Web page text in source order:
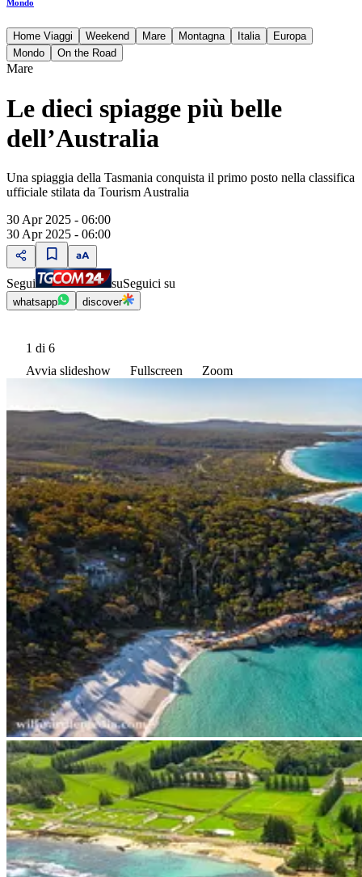
Mondo
Home Viaggi Weekend Mare Montagna Italia
Europa
Mondo
On the Road
Mare
Le dieci spiagge più belle
dell’Australia
Una spiaggia della Tasmania conquista il primo posto nella classifica
ufficiale stilata da Tourism Australia
30 Apr 2025 - 06:00
30 Apr 2025 - 06:00
Segui suSeguici su
whatsapp discover
1 di 6
Avvia slideshow
Fullscreen Zoom